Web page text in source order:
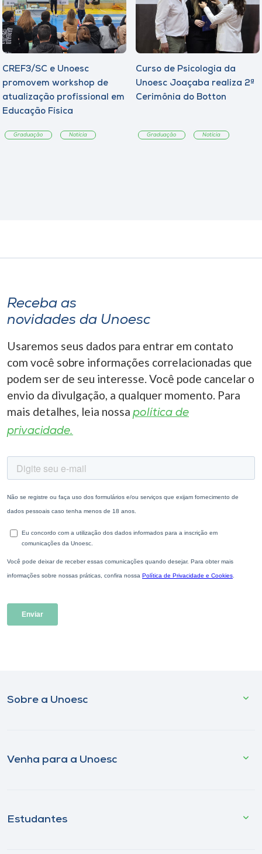
CREF3/SC e Unoesc
promovem workshop de
atualização profissional em
Educação Física
Graduação Notícia
Curso de Psicologia da
Unoesc Joaçaba realiza 2ª
Cerimônia do Botton
Graduação Notícia
Receba as
novidades da Unoesc
Usaremos seus dados para entrar em contato
com você sobre informações correlacionadas que
podem ser de seu interesse. Você pode cancelar o
envio da divulgação, a qualquer momento. Para
mais detalhes, leia nossa política de
privacidade.
Sobre a Unoesc
Venha para a Unoesc
Estudantes